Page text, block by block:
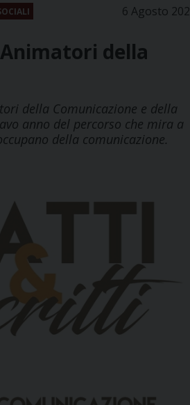
6 Agosto
della
della Comunicazione e della
anno del percorso che mira a
della comunicazione.